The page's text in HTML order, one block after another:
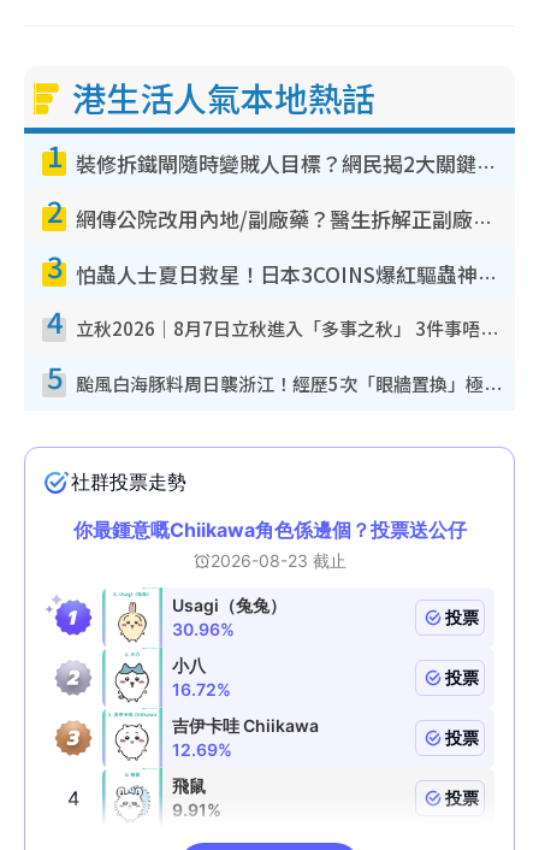
港生活人氣本地熱話
1 裝修拆鐵閘隨時變賊人目標？網民揭2大關鍵用途：裝新式等於白裝？附新舊鐵閘分別
2 網傳公院改用內地/副廠藥？醫生拆解正副廠分別 揭4類人換藥隨時出事
3 怕蟲人士夏日救星！日本3COINS爆紅驅蟲神器$45起 1招「全程免觸碰」輕鬆搞定小強
4 立秋2026｜8月7日立秋進入「多事之秋」 3件事唔做得！專家教6招開運 清枱頭／銀包納氣接好運
5 颱風白海豚料周日襲浙江！經歷5次「眼牆置換」極罕見 成登陸內地最長途颱風